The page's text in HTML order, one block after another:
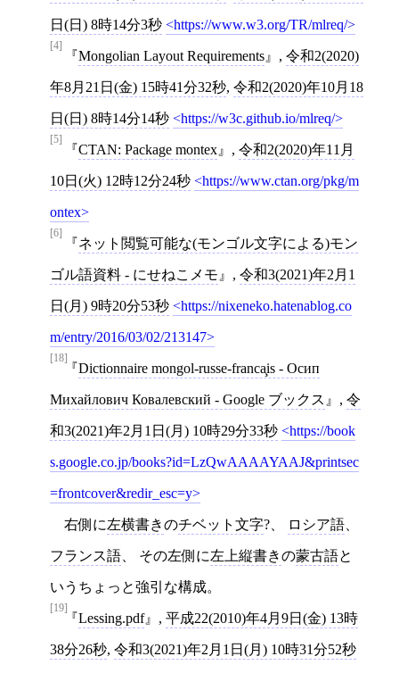
日(日) 8時14分3秒 https://www.w3.org/TR/mlreq/
[4]
Mongolian Layout Requirements , 令和2(2020)
年8月21日(金) 15時41分32秒, 令和2(2020)年10月18
日(日) 8時14分14秒 https://w3c.github.io/mlreq/
[5]
CTAN: Package montex , 令和2(2020)年11月
10日(火) 12時12分24秒 https://www.ctan.org/pkg/m
ontex
[6]
ネット閲覧可能な(モンゴル文字による)モン
ゴル語資料 - にせねこメモ , 令和3(2021)年2月1
日(月) 9時20分53秒 https://nixeneko.hatenablog.co
m/entry/2016/03/02/213147
[18]
Dictionnaire mongol-russe-franca̧is - Осип
Михайлович Ковалевский - Google ブックス , 令
和3(2021)年2月1日(月) 10時29分33秒 https://book
s.google.co.jp/books?id=LzQwAAAAYAAJ&printsec
=frontcover&redir_esc=y
右側に左横書きのチベット文字?、 ロシア語
フランス語 、 その左側に左上縦書きの蒙古語と
いうちょっと強引な構成。
[19]
Lessing.pdf , 平成22(2010)年4月9日(金) 13時
38分26秒, 令和3(2021)年2月1日(月) 10時31分52秒